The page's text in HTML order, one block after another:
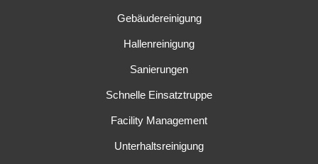
Gebäudereinigung
Hallenreinigung
Sanierungen
Schnelle Einsatztruppe
Facility Management
Unterhaltsreinigung